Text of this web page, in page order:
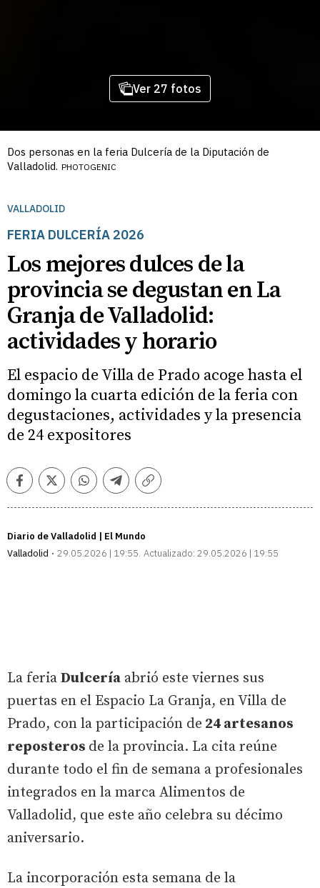
Ver 27 fotos
Dos personas en la feria Dulcería de la Diputación de
Valladolid. PHOTOGENIC
VALLADOLID
FERIA DULCERÍA 2026
Los mejores dulces de la
provincia se degustan en La
Granja de Valladolid:
actividades y horario
El espacio de Villa de Prado acoge hasta el
domingo la cuarta edición de la feria con
degustaciones, actividades y la presencia
de 24 expositores
FacebookTwitterWhatsappTelegramCopiar
Diario de Valladolid | El Mundo
Valladolid
29.05.2026 | 19:55 Actualizado: 29.05.2026 | 19:55
La feria Dulcería abrió este viernes sus
puertas en el Espacio La Granja, en Villa de
Prado, con la participación de 24 artesanos
reposteros de la provincia. La cita reúne
durante todo el fin de semana a profesionales
integrados en la marca Alimentos de
Valladolid, que este año celebra su décimo
aniversario.
La incorporación esta semana de la